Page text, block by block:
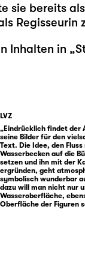
sie bereits
Regisseurin
Inhalten in
LVZ
„Eindrücklich findet der
seine Bilder für den
Text. Die Idee, den Fluss
Wasserbecken auf die
setzen und ihn mit der
ergründen, geht
symbolisch wunderbar
dazu will man nicht nur
Wasseroberfläche,
Oberfläche der Figuren